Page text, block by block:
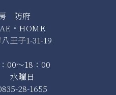
防府
・HOME
王子1-31-19
00～18：00
水曜日
28-1655